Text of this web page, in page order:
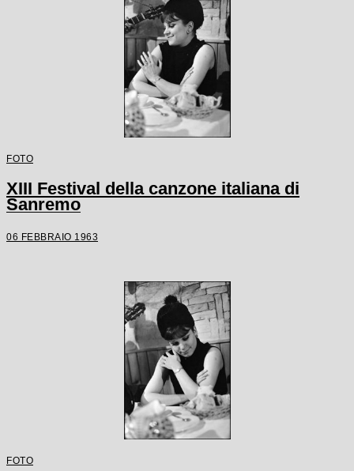
FOTO
XIII Festival della canzone italiana di
Sanremo
06 FEBBRAIO 1963
FOTO